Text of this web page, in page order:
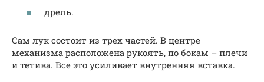
дрель.
Сам лук состоит из трех частей. В центре
механизма расположена рукоять, по бокам – плечи
и тетива. Все это усиливает внутренняя вставка.